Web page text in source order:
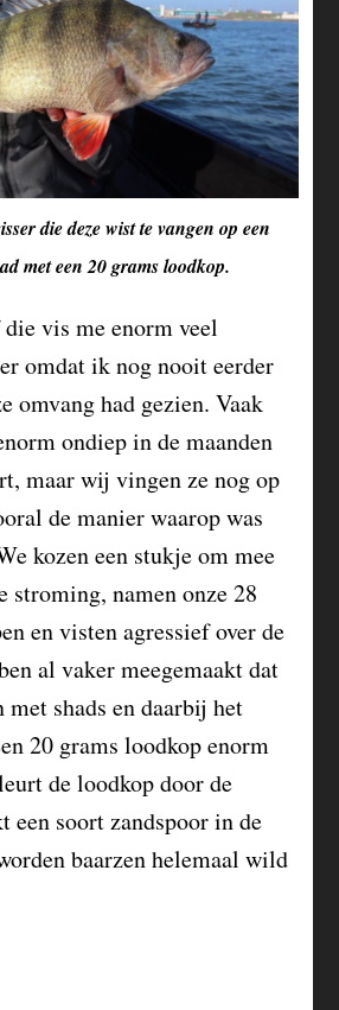
die deze wist te vangen op een
met een 20 grams loodkop.
vis me enorm veel
omdat ik nog nooit eerder
omvang had gezien. Vaak
ondiep in de maanden
maar wij vingen ze nog op
de manier waarop was
kozen een stukje om mee
stroming, namen onze 28
en visten agressief over de
al vaker meegemaakt dat
met shads en daarbij het
20 grams loodkop enorm
de loodkop door de
een soort zandspoor in de
baarzen helemaal wild